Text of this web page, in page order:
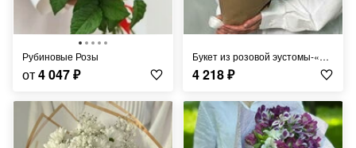
Рубиновые Розы
от4 047₽
Букет из розовой эустомы-«Нежная любовь» Арт. Ф710
4 218₽